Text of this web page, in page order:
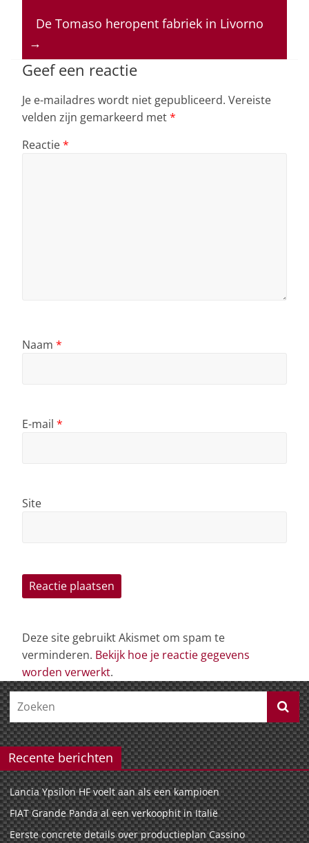
p
p
o
o
k
n s
De Tomaso heropent fabriek in Livorno
→
Geef een reactie
Je e-mailadres wordt niet gepubliceerd. Vereiste
velden zijn gemarkeerd met*
Reactie*
Naam *
E-mail *
Site
Deze site gebruikt Akismet om spam te
verminderen. Bekijk hoe je reactie gegevens
worden verwerkt.
Recente berichten
Lancia Ypsilon HF voelt aan als een kampioen
FIAT Grande Panda al een verkoophit in Italië
Eerste concrete details over productieplan Cassino